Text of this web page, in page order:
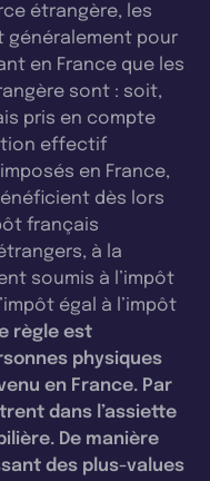
étrangère, les
généralement pour
en France que les
sont : soit,
pris en compte
effectif
en France,
dès lors
français
à la
soumis à l’impôt
égal à l’impôt
règle est
physiques
en France. Par
dans l’assiette
De manière
des plus-values